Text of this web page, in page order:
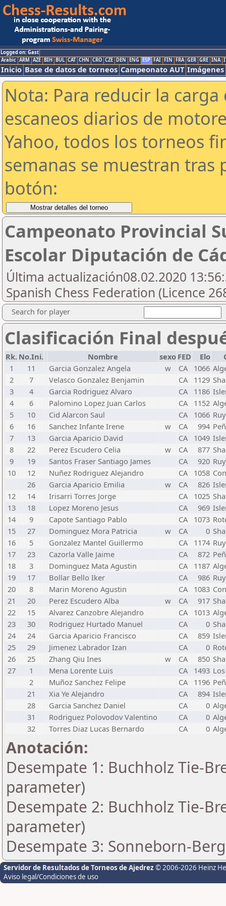
Logged on: Gast
Arabic ARM AZE BIH BUL CAT CHN CRO CZE DEN ENG ESP FAI FIN FRA GER GRE INA
Inicio Base de datos de torneos Campeonato AUT Imágenes
Nota: Para reducir la
escaneos diarios de
Yahoo, todos los torneos
semanas se muestran tras
botón:
Campeonato Provincial
Escolar Diputación de
Última actualización08.02.2020
Spanish Chess Federation (Licence
Search for player
Clasificación Final
Rk. No.Ini. Nombre sexo FED Elo
1
11 Garcia Gonzalez Angela w CA 1066
2
7 Velasco Gonzalez Benjamin CA 1129
3
4 Garcia Rodriguez Alvaro CA 1186
4
6 Palomino Lopez Juan Carlos CA 1152
5
10 Cid Alarcon Saul CA 1066
6
16 Sanchez Infante Irene w CA 994
7
13 Garcia Aparicio David CA 1049
8
22 Perez Escudero Celia w CA 877
9
19 Santos Fraser Santiago James CA 920
10
12 Nuñez Rodriguez Alejandro CA 1058
26
Garcia Aparicio Emilia w CA 826
12
14 Irisarri Torres Jorge CA 1025
13
18 Lopez Moreno Jesus CA 969
14
9 Capote Santiago Pablo CA 1073
15
27 Dominguez Mora Patricia w CA 0
16
5 Gonzalez Mantel Guillermo CA 1174
17
23 Cazorla Valle Jaime CA 872
18
3 Dominguez Mata Agustin CA 1187
19
17 Bollar Bello Iker CA 986
20
8 Marin Moreno Agustin CA 1083
21
20 Perez Escudero Alba w CA 917
22
15 Alvarez Canzobre Alejandro CA 1013
23
30 Rodriguez Hurtado Manuel CA 0
24
24 Garcia Aparicio Francisco CA 859
25
29 Jimenez Labrador Izan CA 0
26
25 Zhang Qiu Ines w CA 850
27
1 Mena Lorente Luis CA 1493
2
Muñoz Sanchez Felipe CA 1196
21
Xia Ye Alejandro CA 894
28
Garcia Sanchez Daniel CA 0
31
Rodriguez Polovodov Valentino CA 0
32
Torres Diaz Lucas Bernardo CA 0
Anotación:
Desempate 1: Buchholz Tie-
parameter)
Desempate 2: Buchholz Tie-
parameter)
Desempate 3: Sonneborn-
Servidor de Resultados de Torneos de Ajedrez © 2006-2026 Heinz
Aviso legal/Condiciones de uso